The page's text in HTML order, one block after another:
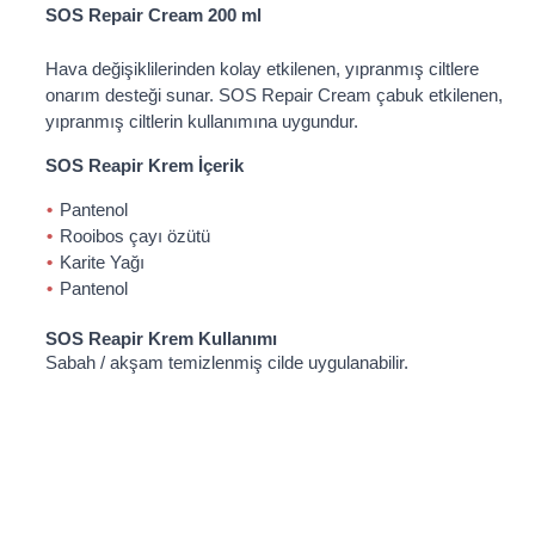
SOS Repair Cream 200 ml
Hava değişiklilerinden kolay etkilenen, yıpranmış ciltlere
onarım desteği sunar. SOS Repair Cream çabuk etkilenen,
yıpranmış ciltlerin kullanımına uygundur.
SOS Reapir Krem İçerik
Pantenol
Rooibos çayı özütü
Karite Yağı
Pantenol
SOS Reapir Krem Kullanımı
Sabah / akşam temizlenmiş cilde uygulanabilir.